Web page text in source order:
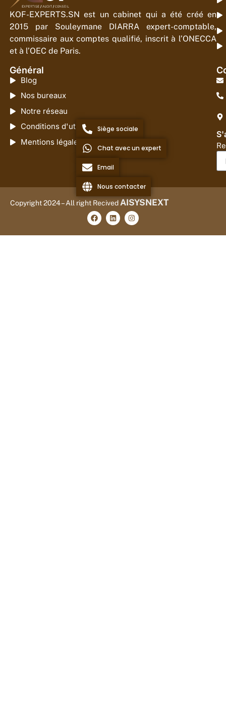
KOF-EXPERTS.SN est un cabinet qui a été créé en
2015 par Souleymane DIARRA expert-comptable,
commissaire aux comptes qualifié, inscrit à l’ONECCA
et à l’OEC de Paris.
Général
Blog
Nos bureaux
Notre réseau
Conditions d'utilisation
Mentions légales
Copyright 2024 – All right Recived AISYSNEXT
Siège sociale
Chat avec un expert
Email
Nous contacter